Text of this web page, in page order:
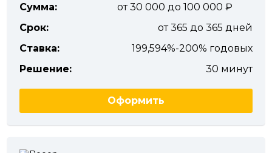
Сумма:
от 30 000 до 100 000
Срок:
от 365 до 365 дней
Ставка:
199,594%-200% годовых
Решение:
30 минут
Оформить